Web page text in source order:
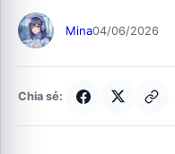
Mina04/06/2026
Chia sẻ: